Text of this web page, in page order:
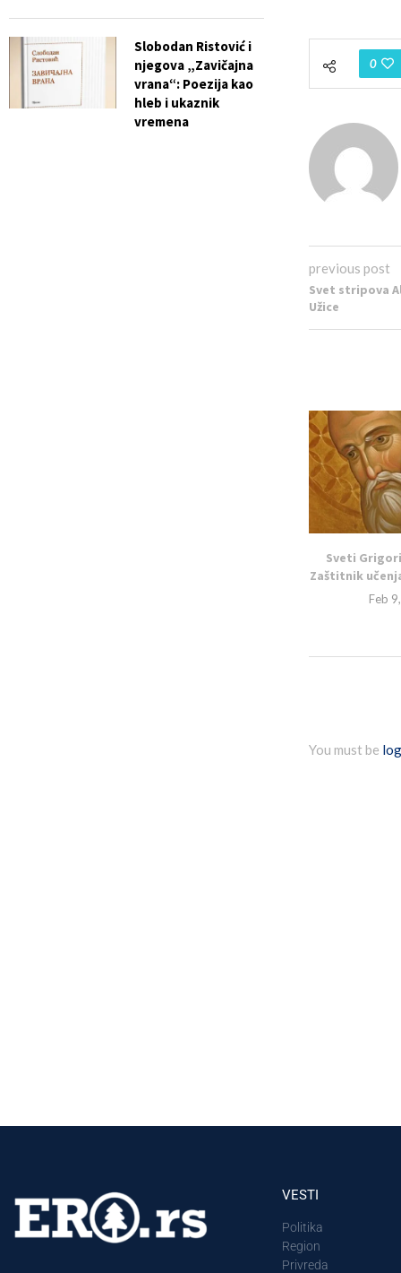
0
previous post
Svet stripova
Užice
Sveti
Zaštitnik
Feb
You must be
Slobodan Ristović i
njegova „Zavičajna
vrana“: Poezija kao
hleb i ukaznik
vremena
VESTI
Politika
Region
Privreda